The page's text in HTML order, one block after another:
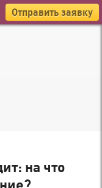
Отправить заявку
на что